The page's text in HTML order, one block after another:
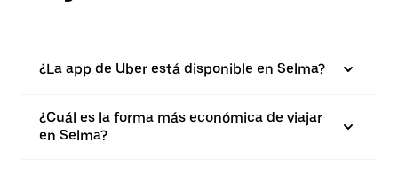
¿La app de Uber está disponible en Selma?
¿Cuál es la forma más económica de viajar
en Selma?